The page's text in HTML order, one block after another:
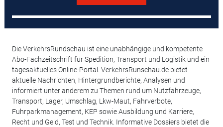
Die VerkehrsRundschau ist eine unabhängige und kompetente
Abo-Fachzeitschrift für Spedition, Transport und Logistik und ein
tagesaktuelles Online-Portal. VerkehrsRunschau.de bietet
aktuelle Nachrichten, Hintergrundberichte, Analysen und
informiert unter anderem zu Themen rund um Nutzfahrzeuge,
Transport, Lager, Umschlag, Lkw-Maut, Fahrverbote,
Fuhrparkmanagement, KEP sowie Ausbildung und Karriere,
Recht und Geld, Test und Technik. Informative Dossiers bietet die